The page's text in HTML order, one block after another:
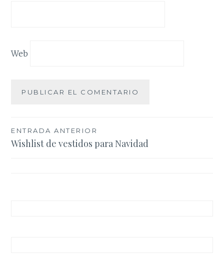
Web
Navegación
de
ENTRADA ANTERIOR
Wishlist de vestidos para Navidad